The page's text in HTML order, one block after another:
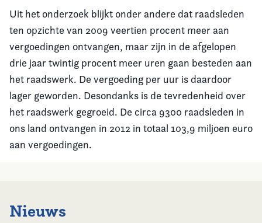
Uit het onderzoek blijkt onder andere dat raadsleden
ten opzichte van 2009 veertien procent meer aan
vergoedingen ontvangen, maar zijn in de afgelopen
drie jaar twintig procent meer uren gaan besteden aan
het raadswerk. De vergoeding per uur is daardoor
lager geworden. Desondanks is de tevredenheid over
het raadswerk gegroeid. De circa 9300 raadsleden in
ons land ontvangen in 2012 in totaal 103,9 miljoen euro
aan vergoedingen.
Nieuws